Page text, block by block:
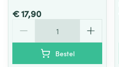
€ 17,90
Bestel